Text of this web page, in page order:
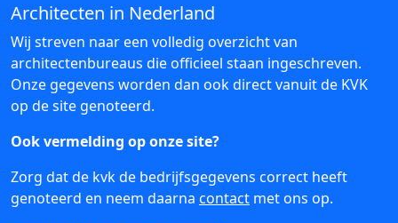
Architecten in Nederland
Wij streven naar een volledig overzicht van
architectenbureaus die officieel staan ingeschreven.
Onze gegevens worden dan ook direct vanuit de KVK
op de site genoteerd.
Ook vermelding op onze site?
Zorg dat de kvk de bedrijfsgegevens correct heeft
genoteerd en neem daarna contact met ons op.